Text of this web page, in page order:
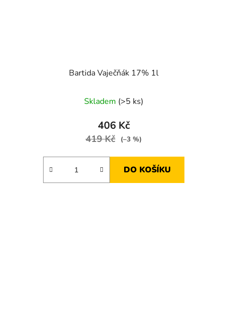
Bartida Vaječňák 17% 1l
hodnocení
produktu
je
Skladem (>5 ks)
406 Kč
419 Kč (–3 %)
DO KOŠÍKU